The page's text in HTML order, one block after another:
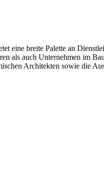
eine breite Palette an
als auch Unternehmen im
Architekten sowie die